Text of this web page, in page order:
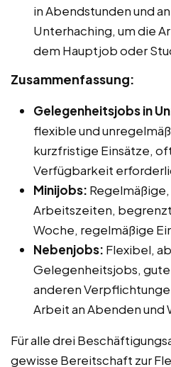
in Abendstunden und
Unterhaching, um die
dem Hauptjob oder
Zusammenfassung:
Gelegenheitsjobs in
flexible und
kurzfristige Einsätze,
Verfügbarkeit
Minijobs:
Arbeitszeiten,
Woche, regelmäßige
Nebenjobs: Flexibel,
Gelegenheitsjobs,
anderen
Arbeit an Abenden und
Für alle drei
gewisse Bereitschaft zur